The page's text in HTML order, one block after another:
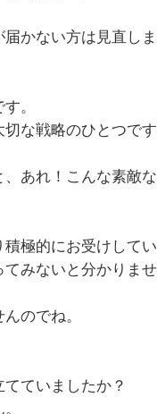
かない方は見直しま
。
な戦略のひとつです
あれ！こんな素敵
極的にお受けしてい
みないと分かりませ
のでね。
ていましたか？